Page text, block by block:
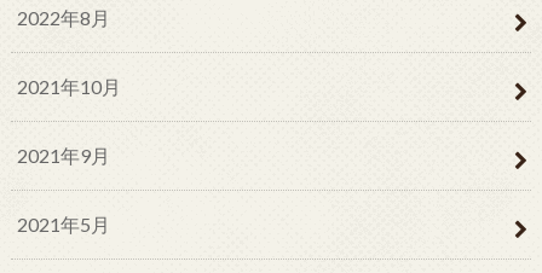
2022年8月
2021年10月
2021年9月
2021年5月